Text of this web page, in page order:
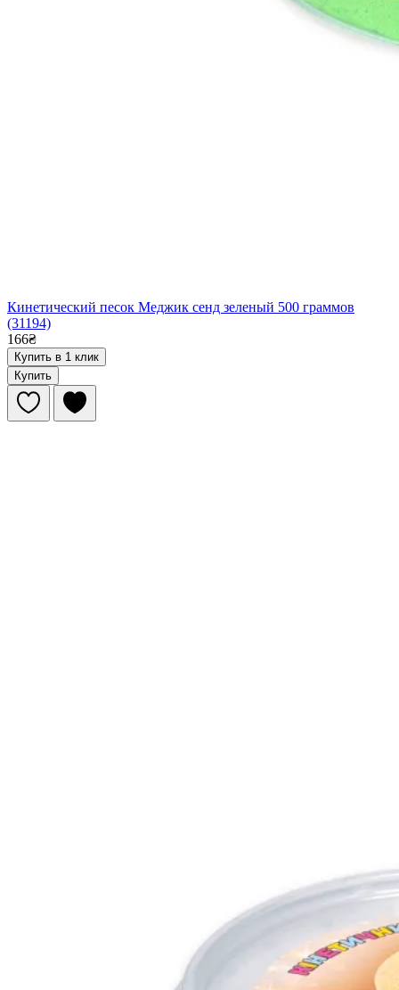
Кинетический песок Меджик сенд зеленый 500 граммов
(31194)
166₴
Купить в 1 клик
Купить